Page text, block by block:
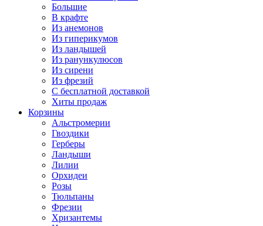
Большие
В крафте
Из анемонов
Из гиперикумов
Из ландышей
Из ранункулюсов
Из сирени
Из фрезий
С бесплатной доставкой
Хиты продаж
Корзины
Альстромерии
Гвоздики
Герберы
Ландыши
Лилии
Орхидеи
Розы
Тюльпаны
Фрезии
Хризантемы